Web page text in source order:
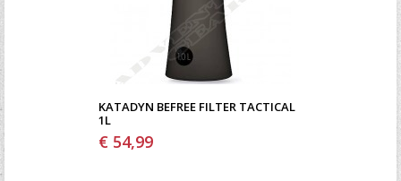
KATADYN BEFREE FILTER TACTICAL
1L
€ 54,99